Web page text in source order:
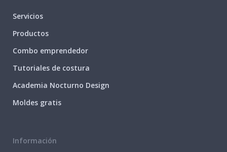
Servicios
Productos
Combo emprendedor
Tutoriales de costura
Academia Nocturno Design
Moldes gratis
Información